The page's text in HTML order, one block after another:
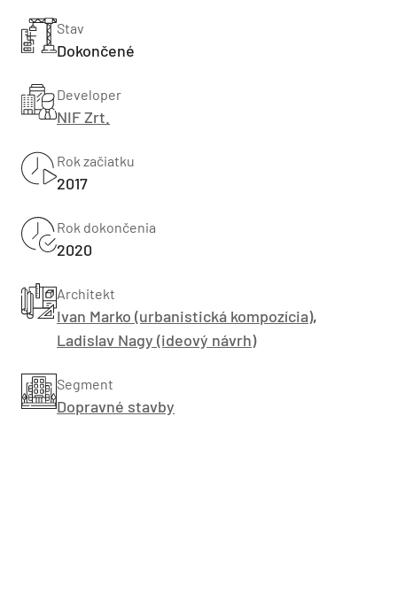
Stav
Dokončené
Developer
NIF Zrt.
Rok začiatku
2017
Rok dokončenia
2020
Architekt
Ivan Marko (urbanistická kompozícia),
Ladislav Nagy (ideový návrh)
Segment
Dopravné stavby